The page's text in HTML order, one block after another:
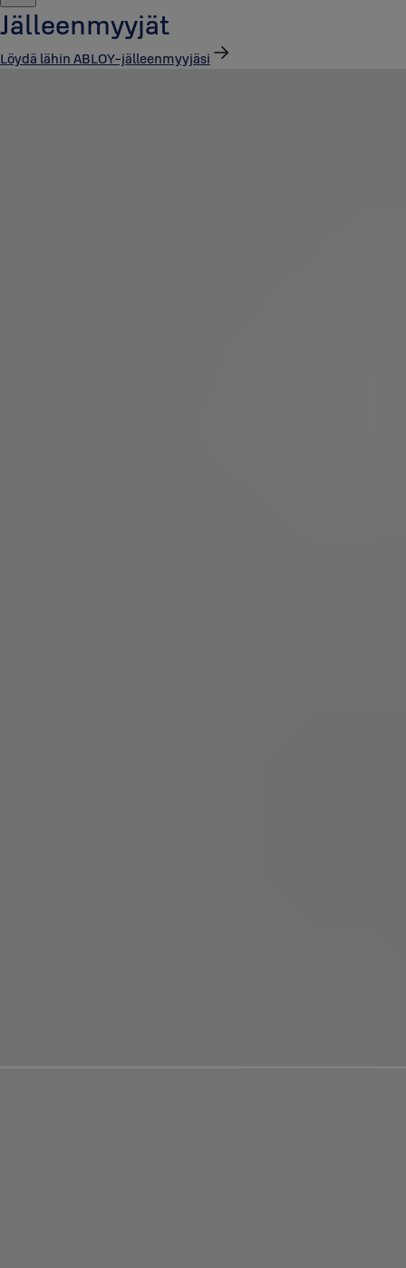
Jälleenmyyjät
Löydä lähin ABLOY-jälleenmyyjäsi